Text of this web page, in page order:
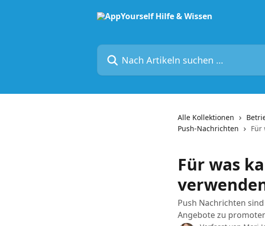
Nach Artikeln suchen …
Alle Kollektionen
Push-Nachrichten
Für
Für was
Push Nachrichten
Angebote zu